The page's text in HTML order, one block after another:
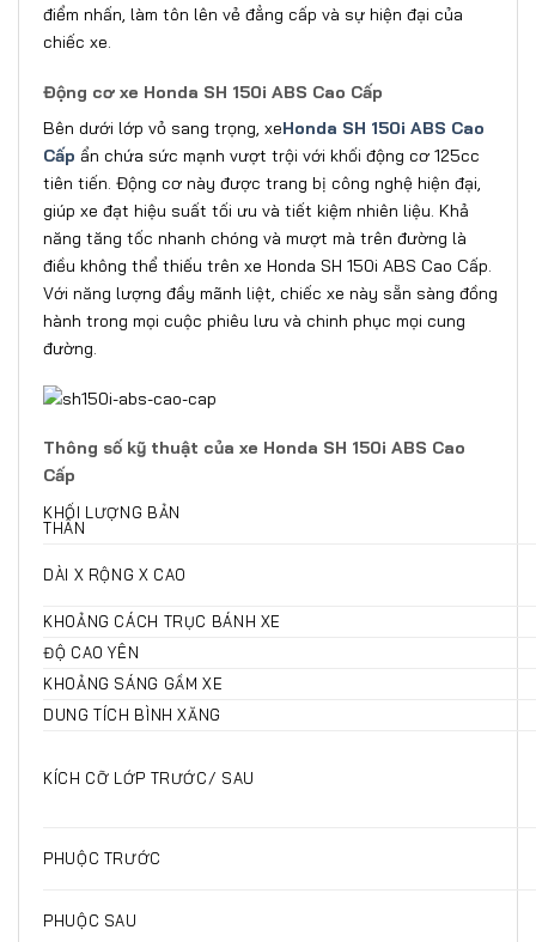
điểm nhấn, làm tôn lên vẻ đẳng cấp và sự hiện đại của
chiếc xe.
Động cơ xe Honda SH 150i ABS Cao Cấp
Bên dưới lớp vỏ sang trọng, xeHonda SH 150i ABS Cao
Cấp ẩn chứa sức mạnh vượt trội với khối động cơ 125cc
tiên tiến. Động cơ này được trang bị công nghệ hiện đại,
giúp xe đạt hiệu suất tối ưu và tiết kiệm nhiên liệu. Khả
năng tăng tốc nhanh chóng và mượt mà trên đường là
điều không thể thiếu trên xe Honda SH 150i ABS Cao Cấp.
Với năng lượng đầy mãnh liệt, chiếc xe này sẵn sàng đồng
hành trong mọi cuộc phiêu lưu và chinh phục mọi cung
đường.
Thông số kỹ thuật của xe Honda SH 150i ABS Cao
Cấp
KHỐI LƯỢNG BẢN
DÀI X RỘNG X CAO
KHOẢNG CÁCH TRỤC BÁNH XE
ĐỘ CAO YÊN
KHOẢNG SÁNG GẦM XE
DUNG TÍCH BÌNH XĂNG
KÍCH CỠ LỚP TRƯỚC/ SAU
PHUỘC TRƯỚC
PHUỘC SAU